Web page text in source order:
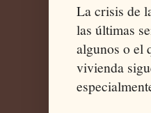
La crisis de
las últimas
algunos o el
vivienda